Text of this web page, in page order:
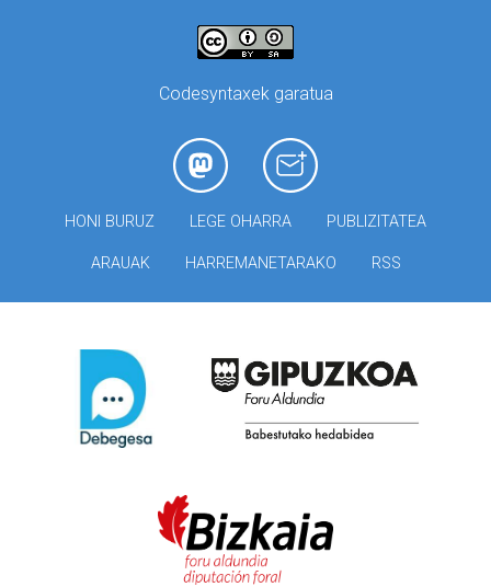
Codesyntaxek garatua
HONI BURUZ LEGE OHARRA PUBLIZITATEA
ARAUAK HARREMANETARAKO RSS